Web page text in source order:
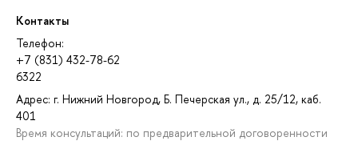
Контакты
Телефон:
+7 (831) 432-78-62
6322
Адрес: г. Нижний Новгород, Б. Печерская ул., д. 25/12, каб.
401
Время консультаций: по предварительной договоренности